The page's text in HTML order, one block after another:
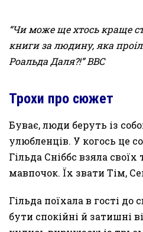
“Чи може ще хтось краще
книги за людину, яка
Роальда Даля?!” BBC
Трохи про сюжет
Буває, люди беруть із
улюбленців. У когось це
Гільда Сніббс взяла
мавпочок. Їх звати Тім,
Гільда поїхала в гості
бути спокійні й затишні